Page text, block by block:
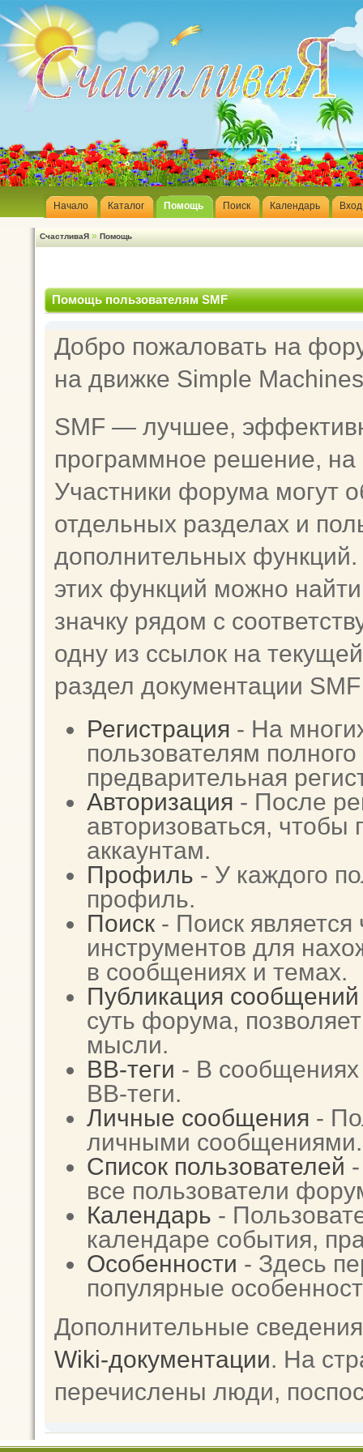
Начало Каталог Помощь Поиск Календарь Вход
СчастливаЯ » Помощь
Помощь пользователям SMF
Добро пожаловать на
на движке Simple
SMF — лучшее,
программное решение, на
Участники форума могут
отдельных разделах и
дополнительных
этих функций можно
значку рядом с
одну из ссылок на
раздел документации
Регистрация - На
пользователям
предварительная
Авторизация - После
авторизоваться, чтобы
аккаунтам.
Профиль - У каждого
профиль.
Поиск - Поиск
инструментов для
в сообщениях и темах.
Публикация сообщений
суть форума,
мысли.
BB-теги - В
BB-теги.
Личные сообщения -
личными сообщениями.
Список пользователей
все пользователи
Календарь -
календаре события,
Особенности - Здесь
популярные
Дополнительные
Wiki-документации. На
перечислены люди,